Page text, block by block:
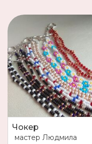
Чокер
мастер Людмила